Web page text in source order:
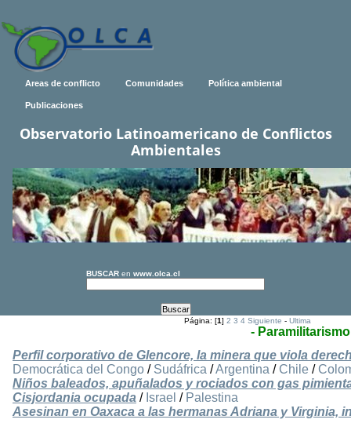
Areas de conflicto Comunidades Política ambiental
Publicaciones
Observatorio Latinoamericano de Conflictos
Ambientales
BUSCAR en www.olca.cl
Página: [1]2 3 4 Siguiente -Ultima
- Paramilitarismo
Perfil corporativo de Glencore, la minera que viola
Democrática del Congo / Sudáfrica /Argentina / Chile /
Niños baleados, apuñalados y rociados con gas
Cisjordania ocupada / Israel / Palestina
Asesinan en Oaxaca a las hermanas Adriana y Virginia,